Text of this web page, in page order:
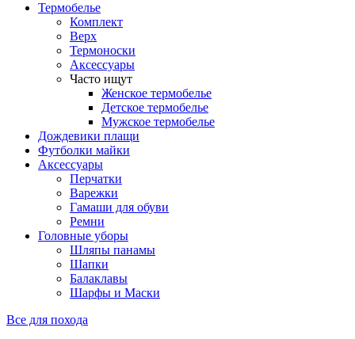
Термобелье
Комплект
Верх
Термоноски
Аксессуары
Часто ищут
Женское термобелье
Детское термобелье
Мужское термобелье
Дождевики плащи
Футболки майки
Аксессуары
Перчатки
Варежки
Гамаши для обуви
Ремни
Головные уборы
Шляпы панамы
Шапки
Балаклавы
Шарфы и Маски
Все для похода